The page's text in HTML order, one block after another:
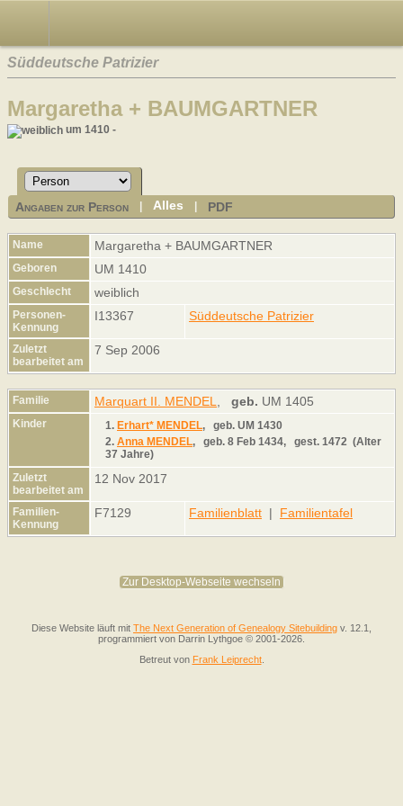
Süddeutsche Patrizier
Margaretha + BAUMGARTNER
um 1410 -
Angaben zur Person |Alles PDF
Name Margaretha + BAUMGARTNER
Geboren UM 1410
Geschlecht weiblich
Personen-
Kennung
I13367 Süddeutsche Patrizier
Zuletzt
bearbeitet am
7 Sep 2006
Familie Marquart II. MENDEL geb. UM 1405
Kinder 1. Erhart* MENDEL, geb. UM 1430
2. Anna MENDEL, geb. 8 Feb 1434, gest. 1472 (Alter
37 Jahre)
Zuletzt
bearbeitet am
12 Nov 2017
Familien-
Kennung
F7129 Familienblatt | Familientafel
Zur Desktop-Webseite wechseln
Diese Website läuft mit The Next Generation of Genealogy Sitebuilding v. 12.1,
programmiert von Darrin Lythgoe © 2001-2026.
Betreut von Frank Leiprecht.